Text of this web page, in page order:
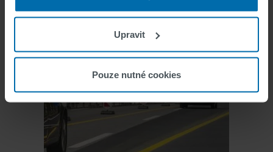
Upravit
Pouze nutné cookies